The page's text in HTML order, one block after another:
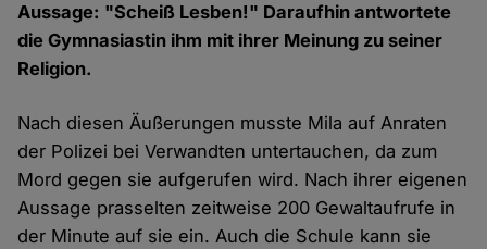
Aussage: "Scheiß Lesben!" Daraufhin antwortete
die Gymnasiastin ihm mit ihrer Meinung zu seiner
Religion.
Nach diesen Äußerungen musste Mila auf Anraten
der Polizei bei Verwandten untertauchen, da zum
Mord gegen sie aufgerufen wird. Nach ihrer eigenen
Aussage prasselten zeitweise 200 Gewaltaufrufe in
der Minute auf sie ein. Auch die Schule kann sie